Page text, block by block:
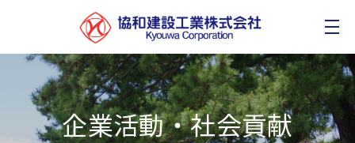
企業活動・社会貢献